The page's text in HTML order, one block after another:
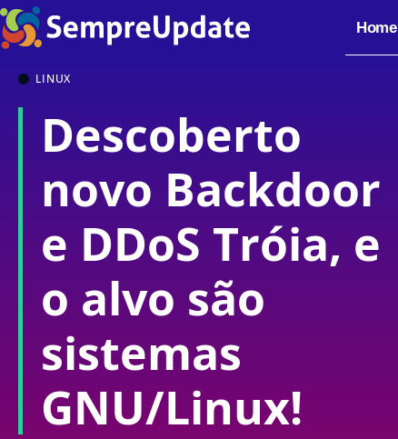
Home
LINUX
Descoberto
novo Backdoor
e DDoS Tróia, e
o alvo são
sistemas
GNU/Linux!